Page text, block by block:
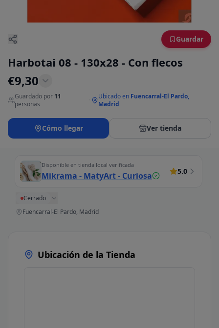
Guardar
Harbotai 08 - 130x28 - Con flecos
€9,30
Guardado por 11
personas
Ubicado en Fuencarral-El Pardo,
Madrid
Cómo llegar Ver tienda
Disponible en tienda local verificada
Mikrama - MatyArt - Curiosa 5.0
Cerrado
Fuencarral-El Pardo, Madrid
Ubicación de la Tienda